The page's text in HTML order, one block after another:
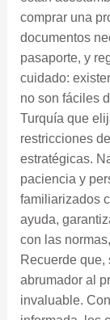
comprar una
documentos
pasaporte, y
cuidado:
no son fáciles
Turquía que
restricciones
estratégicas.
paciencia y
familiarizados
ayuda,
con las
Recuerde
abrumador al
invaluable.